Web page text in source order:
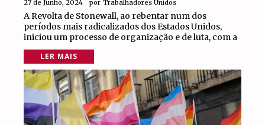
27 de Junho, 2024 por Trabalhadores Unidos
A Revolta de Stonewall, ao rebentar num dos
períodos mais radicalizados dos Estados Unidos,
iniciou um processo de organização e de luta, com a
LER MAIS